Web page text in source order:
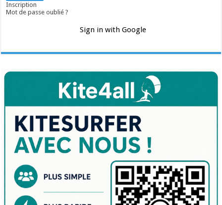
Inscription
Mot de passe oublié ?
Sign in with Google